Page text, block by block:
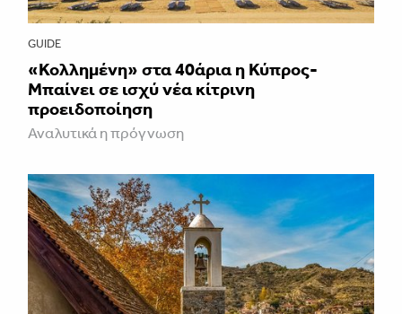
GUIDE
«Κολλημένη» στα 40άρια η Κύπρος-
Μπαίνει σε ισχύ νέα κίτρινη
προειδοποίηση
Αναλυτικά η πρόγνωση